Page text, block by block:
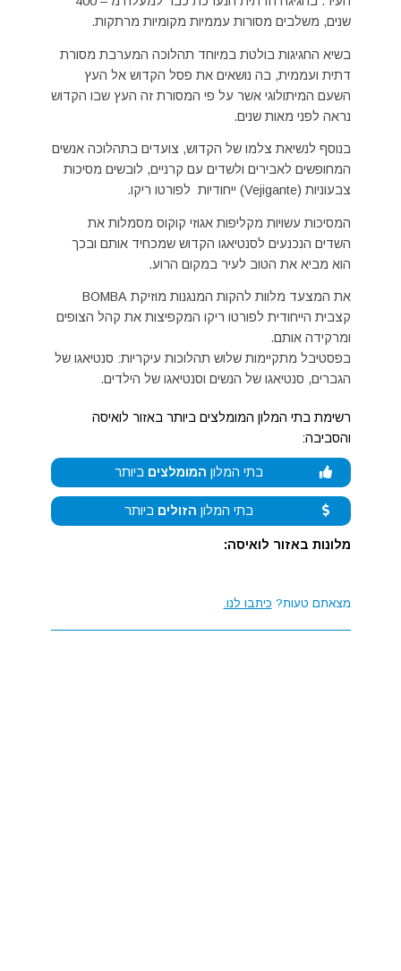
שנים, משלבים מסורות עממיות מקומיות מרתקות.
בשיא החגיגות בולטת במיוחד תהלוכה המערבת מסורת
דתית ועממית, בה נושאים את פסל הקדוש אל העץ
השעם המיתולוגי אשר על פי המסורת זה העץ שבו הקדוש
נראה לפני מאות שנים.
בנוסף לנשיאת צלמו של הקדוש, צועדים בתהלוכה אנשים
המחופשים לאבירים ולשדים עם קרניים, לובשים מסיכות
צבעוניות (Vejigante) ייחודיות לפורטו ריקו.
המסיכות עשויות מקליפות אגוזי קוקוס מסמלות את
השדים הנכנעים לסנטיאגו הקדוש שמכחיד אותם ובכך
הוא מביא את הטוב לעיר במקום הרוע.
את המצעד מלוות להקות המנגנות מוזיקת BOMBA
קצבית הייחודית לפורטו ריקו המקפיצות את קהל הצופים
ומרקידה אותם.
בפסטיבל מתקיימות שלוש תהלוכות עיקריות: סנטיאגו של
הגברים, סנטיאגו של הנשים וסנטיאגו של הילדים.
רשימת בתי המלון המומלצים ביותר באזור לואיסה
והסביבה:
בתי המלון המומלצים ביותר
בתי המלון הזולים ביותר
מלונות באזור לואיסה:
מצאתם טעות? כיתבו לנו.